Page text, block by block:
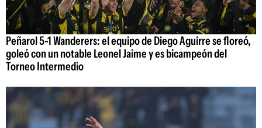
Peñarol 5-1 Wanderers: el equipo de Diego Aguirre se floreó,
goleó con un notable Leonel Jaime y es bicampeón del
Torneo Intermedio